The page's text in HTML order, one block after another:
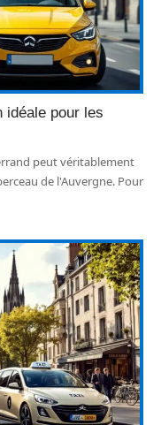
idéale pour les
peut véritablement
de l'Auvergne. Pour